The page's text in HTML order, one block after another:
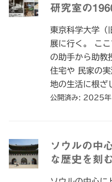
研究室の
東京科学大学（
展に行く。 こ
の助手から助教
住宅や 民家の
地の生活に根
公開済み: 2025
ソウルの中
な歴史を刻